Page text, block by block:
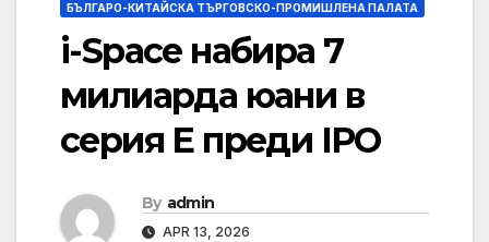
БЪЛГАРО-КИТАЙСКА ТЪРГОВСКО-ПРОМИШЛЕНА ПАЛАТА
i-Space набира 7
милиарда юани в
серия E преди IPO
By admin
APR 13, 2026